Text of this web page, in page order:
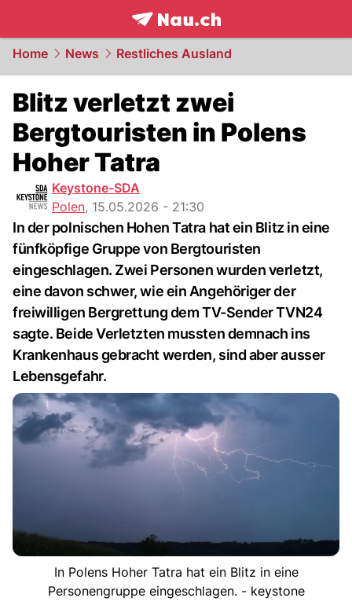
frontpage.NAU.ch
Home News Restliches Ausland
Blitz verletzt zwei
Bergtouristen in Polens
Hoher Tatra
Keystone-SDA
Polen, 15.05.2026 - 21:30
In der polnischen Hohen Tatra hat ein Blitz in eine
fünfköpfige Gruppe von Bergtouristen
eingeschlagen. Zwei Personen wurden verletzt,
eine davon schwer, wie ein Angehöriger der
freiwilligen Bergrettung dem TV-Sender TVN24
sagte. Beide Verletzten mussten demnach ins
Krankenhaus gebracht werden, sind aber ausser
Lebensgefahr.
In Polens Hoher Tatra hat ein Blitz in eine
Personengruppe eingeschlagen. - keystone